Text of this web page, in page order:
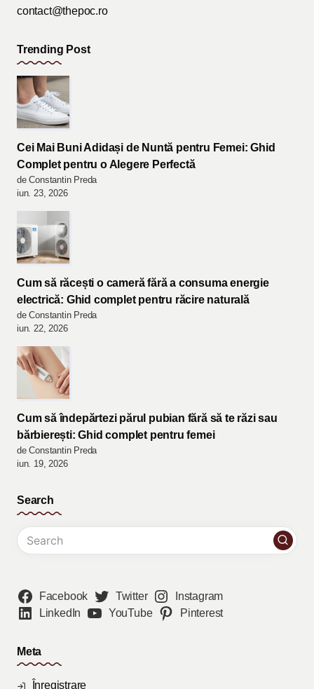
contact@thepoc.ro
Trending Post
Cei Mai Buni Adidași de Nuntă pentru Femei: Ghid
Complet pentru o Alegere Perfectă
de Constantin Preda
iun. 23, 2026
Cum să răcești o cameră fără a consuma energie
electrică: Ghid complet pentru răcire naturală
de Constantin Preda
iun. 22, 2026
Cum să îndepărtezi părul pubian fără să te răzi sau
bărbierești: Ghid complet pentru femei
de Constantin Preda
iun. 19, 2026
Search
Facebook Twitter
Instagram
LinkedIn
YouTube Pinterest
Meta
Înregistrare